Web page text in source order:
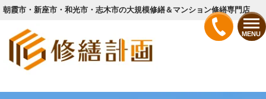
MENU
朝霞市・新座市・和光市・志木市の大規模修繕＆マンション修繕専門店